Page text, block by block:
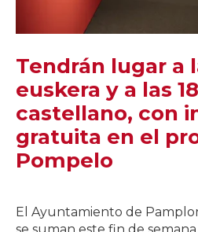
Tendrán lugar a
euskera y a las
castellano, con
gratuita en el
Pompelo
El Ayuntamiento de